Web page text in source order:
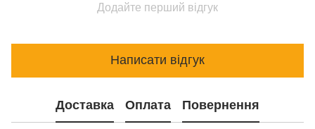
Додайте перший відгук
Написати відгук
Доставка Оплата Повернення